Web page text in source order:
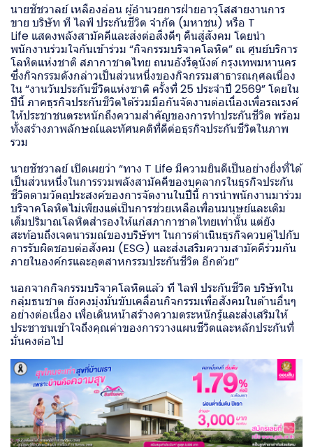
นายชัชวาลย์ เหลืองอ่อน ผู้อำนวยการฝ่ายอาวุโสสายงานการ
ขาย บริษัท ที ไลฟ์ ประกันชีวิต จำกัด (มหาชน) หรือ T
Life แสดงพลังสามัคคีและส่งต่อสิ่งดีๆ คืนสู่สังคม โดยนำ
พนักงานร่วมใจกันเข้าร่วม “กิจกรรมบริจาคโลหิต” ณ ศูนย์บริการ
โลหิตแห่งชาติ สภากาชาดไทย ถนนอังรีดูนังต์ กรุงเทพมหานคร
ซึ่งกิจกรรมดังกล่าวเป็นส่วนหนึ่งของกิจกรรมสาธารณกุศลเนื่อง
ใน “งานวันประกันชีวิตแห่งชาติ ครั้งที่ 25 ประจำปี 2569” โดยใน
ปีนี้ ภาคธุรกิจประกันชีวิตได้ร่วมมือกันจัดงานต่อเนื่องเพื่อรณรงค์
ให้ประชาชนตระหนักถึงความสำคัญของการทำประกันชีวิต พร้อม
ทั้งสร้างภาพลักษณ์และทัศนคติที่ดีต่อธุรกิจประกันชีวิตในภาพ
รวม
นายชัชวาลย์ เปิดเผยว่า “ทาง T Life มีความยินดีเป็นอย่างยิ่งที่ได้
เป็นส่วนหนึ่งในการรวมพลังสามัคคีของบุคลากรในธุรกิจประกัน
ชีวิตตามวัตถุประสงค์ของการจัดงานในปีนี้ การนำพนักงานมาร่วม
บริจาคโลหิตไม่เพียงแต่เป็นการช่วยเหลือเพื่อนมนุษย์และเติม
เต็มปริมาณโลหิตสำรองให้แก่สภากาชาดไทยเท่านั้น แต่ยัง
สะท้อนถึงเจตนารมณ์ของบริษัทฯ ในการดำเนินธุรกิจควบคู่ไปกับ
การรับผิดชอบต่อสังคม (ESG) และส่งเสริมความสามัคคีร่วมกัน
ภายในองค์กรและอุตสาหกรรมประกันชีวิต อีกด้วย”
นอกจากกิจกรรมบริจาคโลหิตแล้ว ที ไลฟ์ ประกันชีวิต บริษัทใน
กลุ่มธนชาต ยังคงมุ่งมั่นขับเคลื่อนกิจกรรมเพื่อสังคมในด้านอื่นๆ
อย่างต่อเนื่อง เพื่อเดินหน้าสร้างความตระหนักรู้และส่งเสริมให้
ประชาชนเข้าใจถึงคุณค่าของการวางแผนชีวิตและหลักประกันที่
มั่นคงต่อไป